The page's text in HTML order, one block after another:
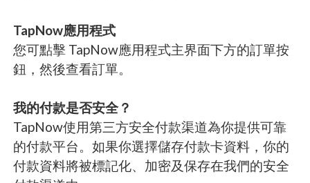
TapNow應用程式
您可點擊 TapNow應用程式主界面下方的訂單按
鈕，然後查看訂單。
我的付款是否安全？
TapNow使用第三方安全付款渠道為你提供可靠
的付款平台。如果你選擇儲存付款卡資料，你的
付款資料將被標記化、加密及保存在我們的安全